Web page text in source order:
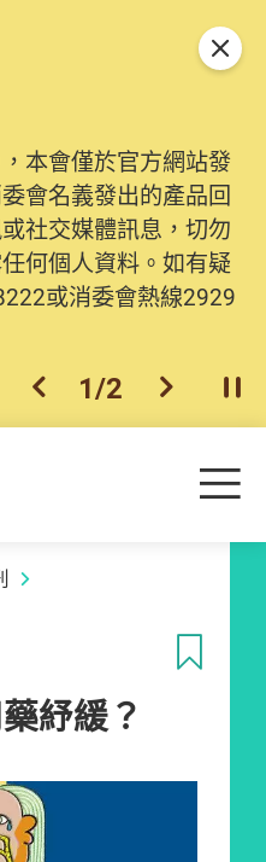
本會僅於官方網站發
會名義發出的產品回
社交媒體訊息，切勿
何個人資料。如有疑
或消委會熱線2929
上一個
1/2 下一個開
關閉
目
紓緩？